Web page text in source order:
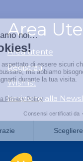
Area
Area utente
Registrati
Wishlist
Iscrizione alla